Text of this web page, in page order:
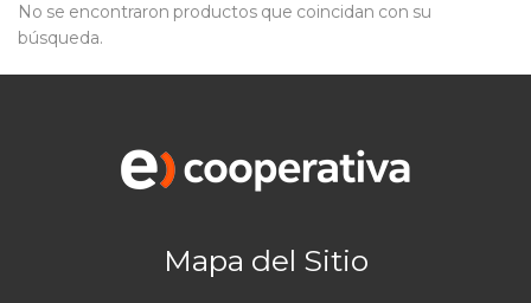
No se encontraron productos que coincidan con su
búsqueda.
Mapa del Sitio